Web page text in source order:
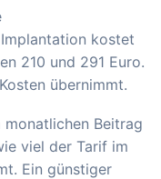
kostet
210 und 291 Euro.
übernimmt.
Beitrag
viel der Tarif im
Ein günstiger